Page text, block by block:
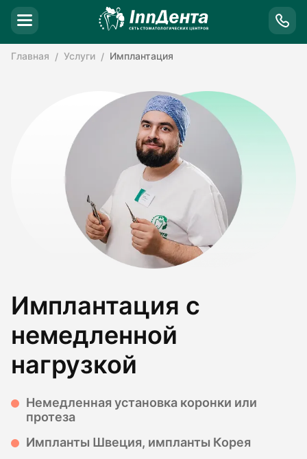
Главная Услуги Имплантация
Имплантация с
немедленной
нагрузкой
Немедленная установка коронки или
протеза
Импланты Швеция, импланты Корея